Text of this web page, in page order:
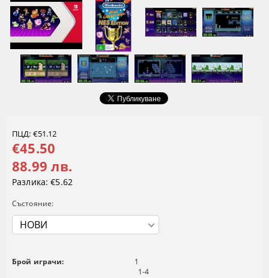
ПЦД: €51.12
€45.50
88.99 лв.
Разлика: €5.62
Състояние:
Брой играчи:
1
1-4